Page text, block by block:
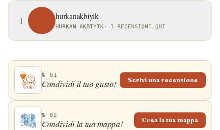
1 hurkanakbiyik
HURKAN AKBIYIK · 1 RECENSIONI QUI
№ 01
Condividi il tuo gusto! Scrivi una recensione
№ 02
Condividi la tua mappa! Crea la tua mappa